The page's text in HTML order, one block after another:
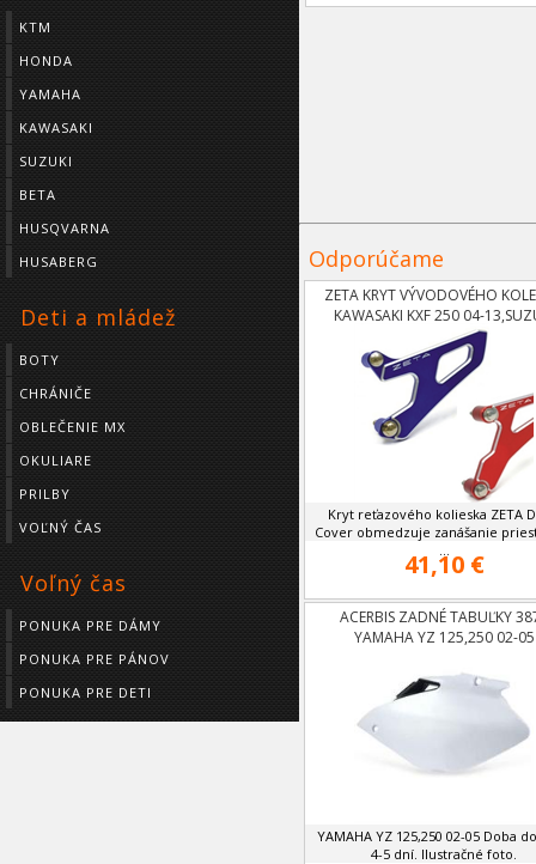
KTM
HONDA
YAMAHA
KAWASAKI
SUZUKI
BETA
HUSQVARNA
HUSABERG
Deti a mládež
BOTY
CHRÁNIČE
OBLEČENIE MX
OKULIARE
PRILBY
VOĽNÝ ČAS
Voľný čas
PONUKA PRE DÁMY
PONUKA PRE PÁNOV
PONUKA PRE DETI
Odporúčame
ZETA KRYT VÝVODOVÉHO
KAWASAKI KXF 250 04-
RMZ250 04-06
Kryt reťazového kolieska ZETA
Cover obmedzuje zanášanie
41,10 €
ACERBIS ZADNÉ TABUĽKY
YAMAHA YZ 125,250 02-05
YAMAHA YZ 125,250 02-05 Doba
4-5 dní. Ilustračné foto.